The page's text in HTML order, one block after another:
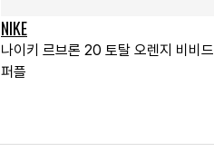
NIKE
나이키 르브론 20 토탈 오렌지 비비드
퍼플